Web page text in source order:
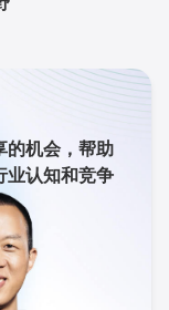
的机会，帮助
业认知和竞争